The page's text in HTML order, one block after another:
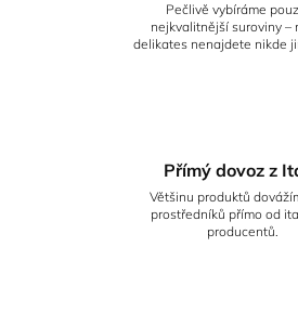
Pečlivě vybíráme
nejkvalitnější suroviny –
delikates nenajdete nikde
Přímý dovoz z
Většinu produktů
prostředníků přímo od
producentů.